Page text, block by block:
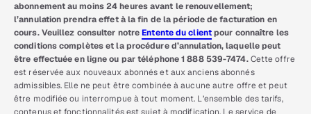
abonnement au moins 24 heures avant le renouvellement;
l’annulation prendra effet à la fin de la période de facturation en
cours. Veuillez consulter notreEntente du clientpour connaître les
conditions complètes et la procédure d’annulation, laquelle peut
être effectuée en ligne ou par téléphone 1 888 539-7474.Cette offre
est réservée aux nouveaux abonnés et aux anciens abonnés
admissibles. Elle ne peut être combinée à aucune autre offre et peut
être modifiée ou interrompue à tout moment. L’ensemble des tarifs,